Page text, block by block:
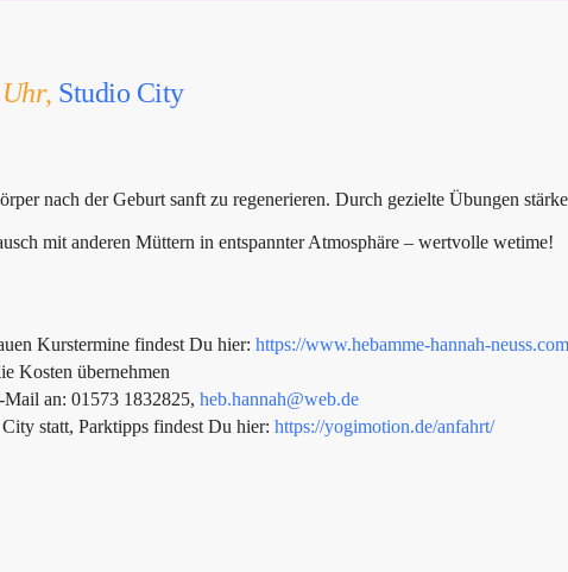
, Studio City
nach der Geburt sanft zu regenerieren. Durch gezielte Übungen
mit anderen Müttern in entspannter Atmosphäre – wertvolle wetime!
Kurstermine findest Du hier: https://www.hebamme-hannah-
Kosten übernehmen
an: 01573 1832825, heb.hannah@web.de
statt, Parktipps findest Du hier: https://yogimotion.de/anfahrt/